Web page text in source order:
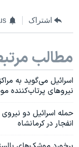
اشتراک
مطالب
اسرائیل می‌گوید به
نیروهای پرتاب‌کننده
حمله اسرائیل دو
انفجار در کرمانشاه